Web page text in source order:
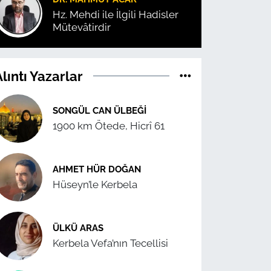
Hz. Mehdi ile İlgili Hadisler
Mütevâtirdir
Yazarlar
SONGÜL CAN ÜLBEĞI
1900 km Ötede, Hicrî 61
AHMET HÜR DOĞAN
Hüseyn’le Kerbela
ÜLKÜ ARAS
Kerbela Vefa’nın Tecellisi